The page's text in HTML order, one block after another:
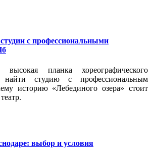
с профессиональными
планка хореографического
найти студию с профессиональным
историю «Лебединого озера» стоит
выбор и условия